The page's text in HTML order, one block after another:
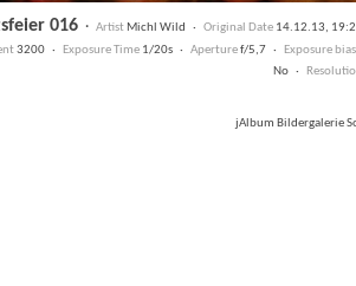
016· ArtistMichl Wild · Original Date14.12.13,
3200 · Exposure Time 1/20s · Aperturef/5,7 · Exposure bias
No ·
jAlbum Bildergalerie